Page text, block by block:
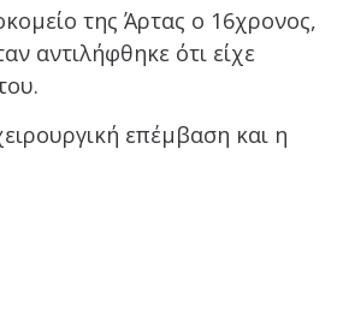
της Άρτας ο 16χρονος,
αντιλήφθηκε ότι είχε
επέμβαση και η